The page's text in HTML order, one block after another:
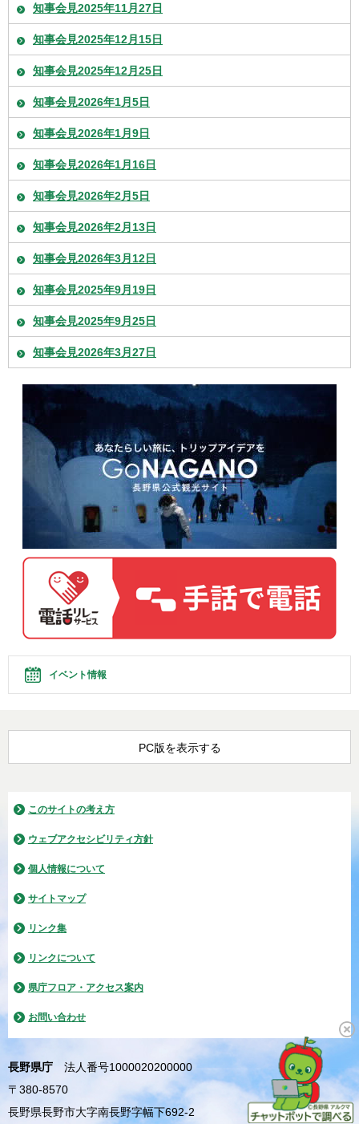
知事会見2025年11月27日
知事会見2025年12月15日
知事会見2025年12月25日
知事会見2026年1月5日
知事会見2026年1月9日
知事会見2026年1月16日
知事会見2026年2月5日
知事会見2026年2月13日
知事会見2026年3月12日
知事会見2025年9月19日
知事会見2025年9月25日
知事会見2026年3月27日
イベント情報
PC版を表示する
このサイトの考え方
ウェブアクセシビリティ方針
個人情報について
サイトマップ
リンク集
リンクについて
県庁フロア・アクセス案内
お問い合わせ
長野県庁
法人番号1000020200000
〒380-8570
長野県長野市大字南長野字幅下692-2